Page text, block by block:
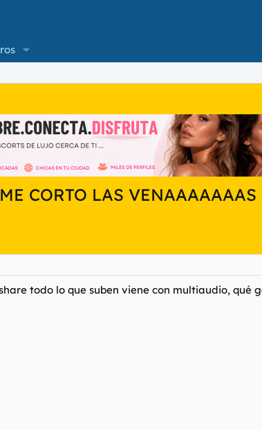
CORTO LAS VENAAAAAAAS
todo lo que suben viene con multiaudio, qué